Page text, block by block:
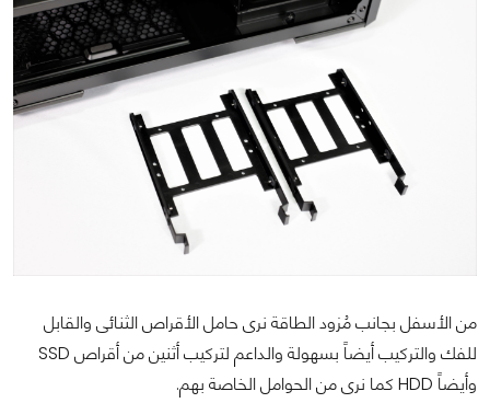
من الأسفل بجانب مُزود الطاقة نرى حامل الأقراص الثنائى والقابل
للفك والتركيب أيضاً بسهولة والداعم لتركيب أثنين من أقراص SSD
وأيضاً HDD كما نرى من الحوامل الخاصة بهم.